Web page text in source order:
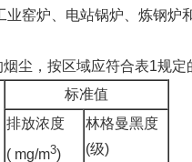
窑炉、电站锅炉、炼钢炉
尘，按区域应符合表1规定
标准值
排放浓度
( mg/m3)
林格曼黑度
(级)